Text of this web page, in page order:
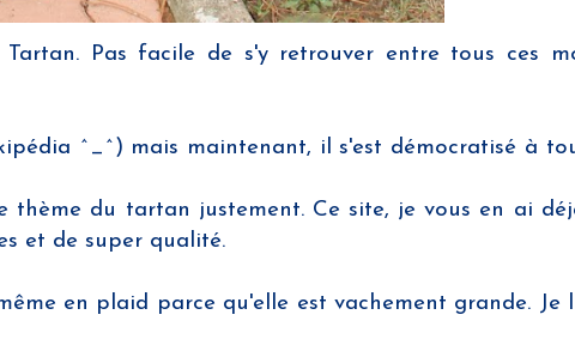
Pas facile de s'y retrouver entre tous ces
^_^) mais maintenant, il s'est démocratisé à
thème du tartan justement. Ce site, je vous en ai
et de super qualité.
en plaid parce qu'elle est vachement grande. Je